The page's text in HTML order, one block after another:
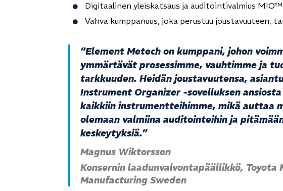
Digitaalinen yleiskatsaus ja auditointivalmius
Vahva kumppanuus, joka perustuu joustavuuteen,
”Element Metech on kumppani, johon
ymmärtävät prosessimme, vauhtimme ja
tarkkuuden. Heidän joustavuutensa,
Instrument Organizer -sovelluksen
kaikkiin instrumentteihimme, mikä auttaa
olemaan valmiina auditointeihin ja
keskeytyksiä.”
Magnus Wiktorsson
Konsernin laadunvalvontapäällikkö, Toyota
Manufacturing Sweden